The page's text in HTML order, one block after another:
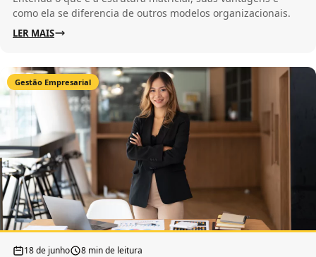
como ela se diferencia de outros modelos organizacionais.
LER MAIS
Gestão Empresarial
18 de junho 8 min de leitura